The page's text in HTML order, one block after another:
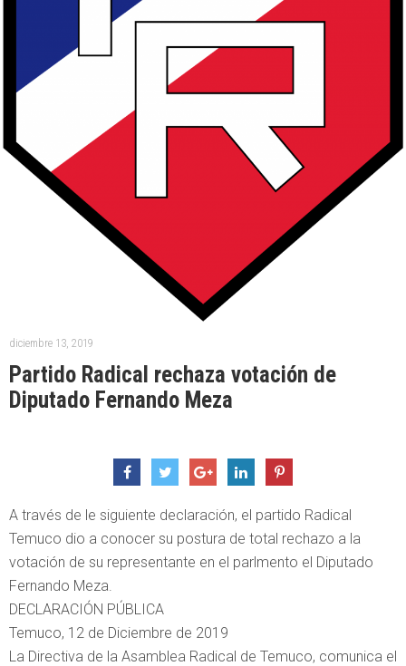
diciembre 13, 2019
Partido Radical rechaza votación de
Diputado Fernando Meza
A través de le siguiente declaración, el partido Radical
Temuco dio a conocer su postura de total rechazo a la
votación de su representante en el parlmento el Diputado
Fernando Meza.
DECLARACIÓN PÚBLICA
Temuco, 12 de Diciembre de 2019
La Directiva de la Asamblea Radical de Temuco, comunica el